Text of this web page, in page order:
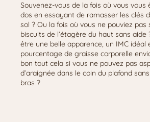
Souvenez-vous de la fois où vous vous
dos en essayant de ramasser les clés
sol ? Ou la fois où vous ne pouviez pas
biscuits de l’étagère du haut sans aide
être une belle apparence, un IMC idéal
pourcentage de graisse corporelle
bon tout cela si vous ne pouvez pas
d’araignée dans le coin du plafond
bras ?